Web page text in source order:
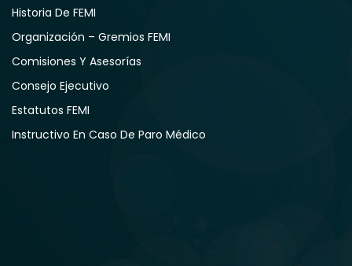
Historia De FEMI
Organización – Gremios FEMI
Comisiones Y Asesorías
Consejo Ejecutivo
Estatutos FEMI
Instructivo En Caso De Paro Médico